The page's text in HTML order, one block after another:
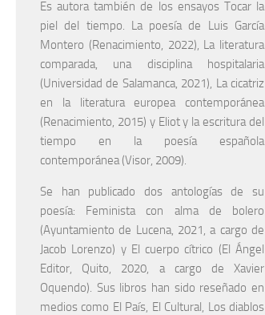
Es autora también de los ensayos Tocar la
piel del tiempo. La poesía de Luis García
Montero (Renacimiento, 2022), La literatura
comparada, una disciplina hospitalaria
(Universidad de Salamanca, 2021), La cicatriz
en la literatura europea contemporánea
(Renacimiento, 2015) y Eliot y la escritura del
tiempo en la poesía española
contemporánea (Visor, 2009).
Se han publicado dos antologías de su
poesía: Feminista con alma de bolero
(Ayuntamiento de Lucena, 2021, a cargo de
Jacob Lorenzo) y El cuerpo cítrico (El Ángel
Editor, Quito, 2020, a cargo de Xavier
Oquendo). Sus libros han sido reseñado en
medios como El País, El Cultural, Los diablos